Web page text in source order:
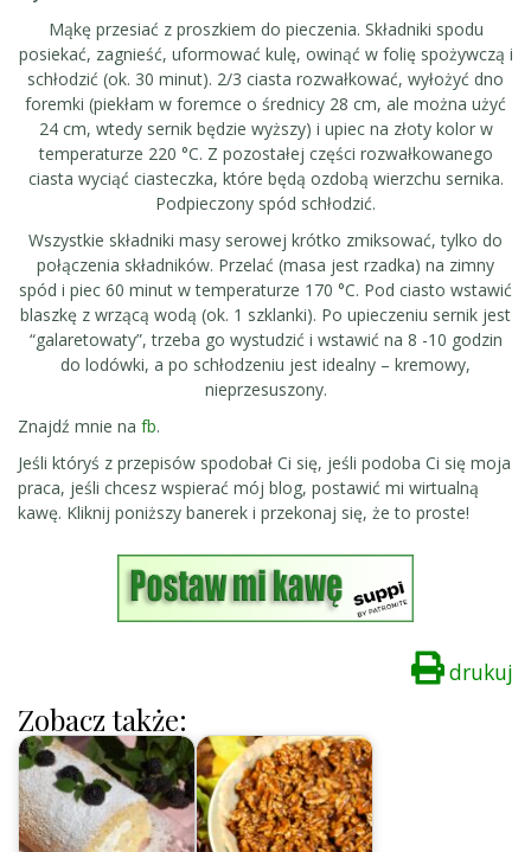
Mąkę przesiać z proszkiem do pieczenia. Składniki spodu
posiekać, zagnieść, uformować kulę, owinąć w folię spożywczą i
schłodzić (ok. 30 minut). 2/3 ciasta rozwałkować, wyłożyć dno
foremki (piekłam w foremce o średnicy 28 cm, ale można użyć
24 cm, wtedy sernik będzie wyższy) i upiec na złoty kolor w
temperaturze 220 °C. Z pozostałej części rozwałkowanego
ciasta wyciąć ciasteczka, które będą ozdobą wierzchu sernika.
Podpieczony spód schłodzić.
Wszystkie składniki masy serowej krótko zmiksować, tylko do
połączenia składników. Przelać (masa jest rzadka) na zimny
spód i piec 60 minut w temperaturze 170 °C. Pod ciasto wstawić
blaszkę z wrzącą wodą (ok. 1 szklanki). Po upieczeniu sernik jest
“galaretowaty”, trzeba go wystudzić i wstawić na 8 -10 godzin
do lodówki, a po schłodzeniu jest idealny – kremowy,
nieprzesuszony.
Znajdź mnie na fb.
Jeśli któryś z przepisów spodobał Ci się, jeśli podoba Ci się moja
praca, jeśli chcesz wspierać mój blog, postawić mi wirtualną
kawę. Kliknij poniższy banerek i przekonaj się, że to proste!
drukuj
Zobacz także: